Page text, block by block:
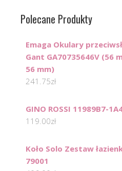
Polecane Produkty
Emaga Okulary
Gant GA70735646V (56
56 mm)
241.75zł
GINO ROSSI 11989B7-
119.00zł
Koło Solo Zestaw
79001